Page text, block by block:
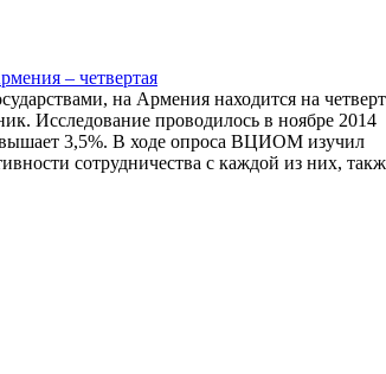
– четвертая
на Армения находится на
Исследование проводилось в ноябре 2014
3,5%. В ходе опроса ВЦИОМ изучил
сотрудничества с каждой из них,